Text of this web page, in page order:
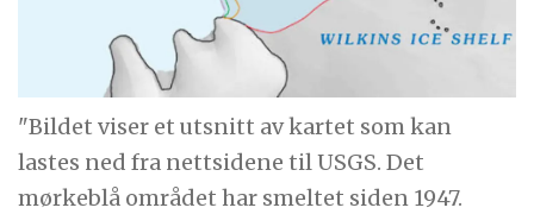
"Bildet viser et utsnitt av kartet som kan
lastes ned fra nettsidene til USGS. Det
mørkeblå området har smeltet siden 1947.